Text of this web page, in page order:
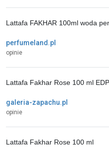
perfumeland.pl
opinie
Lattafa FAKHAR 100ml woda
galeria-zapachu.pl
opinie
Lattafa Fakhar Rose 100 ml EDP
Lattafa Fakhar Rose 100 ml